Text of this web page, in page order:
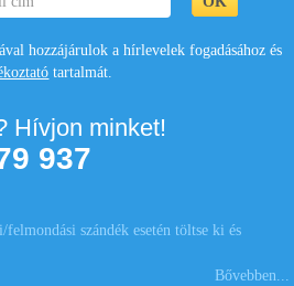
hozzájárulok a hírlevelek fogadásához és
tartalmát.
Hívjon minket!
937
szándék esetén töltse ki és
Bővebben...